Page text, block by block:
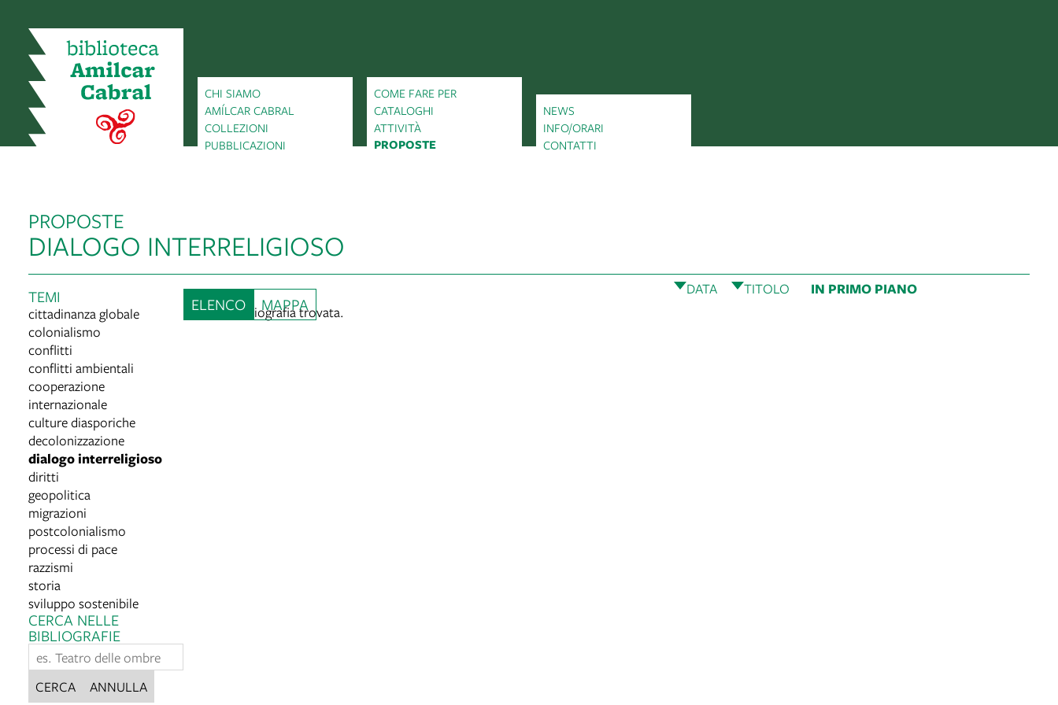
CHI SIAMO
AMÍLCAR CABRAL
COLLEZIONI
PUBBLICAZIONI
COME FARE PER
CATALOGHI
ATTIVITÀ
PROPOSTE
NEWS
INFO/ORARI
CONTATTI
PROPOSTE
DIALOGO INTERRELIGIOSO
TEMI
cittadinanza globale
colonialismo
conflitti
conflitti ambientali
cooperazione
internazionale
culture diasporiche
decolonizzazione
dialogo interreligioso
diritti
geopolitica
migrazioni
postcolonialismo
processi di pace
razzismi
storia
sviluppo sostenibile
CERCA NELLE
BIBLIOGRAFIE
CERCA ANNULLA
ELENCO MAPPA
DATA TITOLO
IN PRIMO PIANO
Nessuna bibliografia trovata.